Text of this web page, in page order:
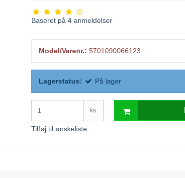
Baseret på 4 anmeldelser
Model/Varenr.: 5701090066123
Lagerstatus: På lager
ks.
Tilføj til ønskeliste